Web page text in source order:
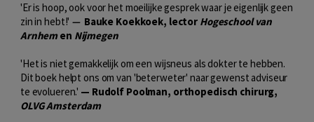
'Er is hoop, ook voor het moeilijke gesprek waar je eigenlijk geen
zin in hebt!' — Bauke Koekkoek, lector Hogeschool van
Arnhemen Nijmegen
'Het is niet gemakkelijk om een wijsneus als dokter te hebben.
Dit boek helpt ons om van 'beterweter' naar gewenst adviseur
te evolueren.' — Rudolf Poolman, orthopedisch chirurg,
OLVG Amsterdam